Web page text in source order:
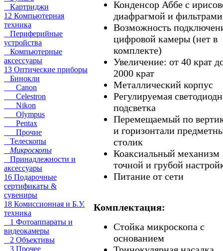
Картриджи
12 Компьютерная
техника
Периферийные
устройства
Компьютерные
аксессуары
13 Оптические приборы
Бинокли
Canon
Celestron
Nikon
Olympus
Pentax
Прочие
Телескопы
Микроскопы
Принадлежности и
аксессуары
16 Подарочные
сертификаты &
сувениры
18 Комиссионная и Б.У.
техника
1 Фотоаппараты и
видеокамеры
2 Объективы
3 Прочее
Конденсор Аббе с
диафрагмой и фильтрами
Возможность
цифровой камеры (нет в
комплекте)
Увеличение: от 40 крат
2000 крат
Металлический корпус
Регулируемая
подсветка
Перемещаемый по
и горизонтали
столик
Коаксиальный механизм
точной и грубой
Питание от сети
Комплектация:
Стойка микроскопа с
основанием